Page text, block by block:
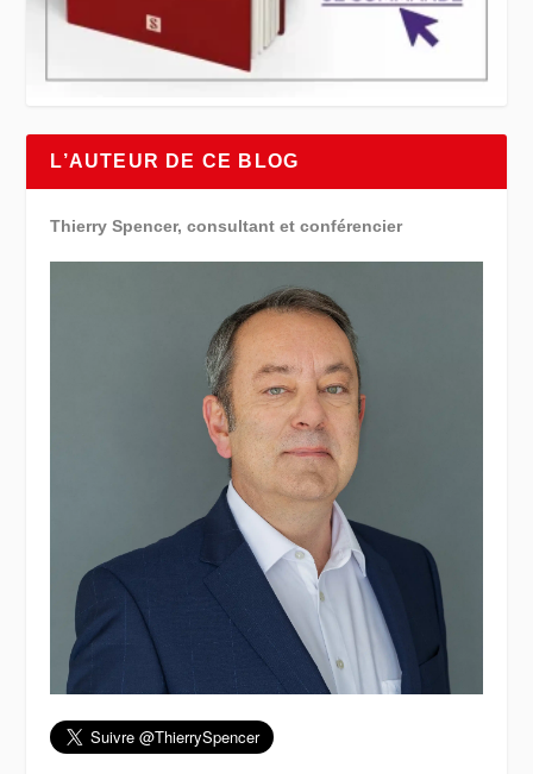
L’AUTEUR DE CE BLOG
Thierry Spencer, consultant et conférencier